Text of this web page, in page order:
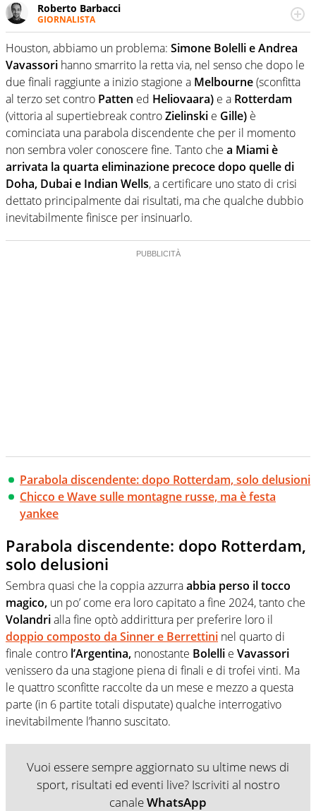
Roberto Barbacci
GIORNALISTA
Giornalista (pubblicista) sportivo a tutto campo, è il
tuttologo di Virgilio Sport. Provate a chiedergli di boxe, di
scherma, di volley o di curling: ve ne farà innamorare
Houston, abbiamo un problema: Simone Bolelli e Andrea
Vavassori hanno smarrito la retta via, nel senso che dopo le
due finali raggiunte a inizio stagione a Melbourne(sconfitta
al terzo set contro Patten ed Heliovaara) e a Rotterdam
(vittoria al supertiebreak controZielinski e Gille) è
cominciata una parabola discendente che per il momento
non sembra voler conoscere fine. Tanto che a Miami è
arrivata la quarta eliminazione precoce dopo quelle di
Doha, Dubai e Indian Wells, a certificare uno stato di crisi
dettato principalmente dai risultati, ma che qualche dubbio
inevitabilmente finisce per insinuarlo.
Parabola discendente: dopo Rotterdam, solo delusioni
Chicco e Wave sulle montagne russe, ma è festa
yankee
Parabola discendente: dopo Rotterdam,
solo delusioni
Sembra quasi che la coppia azzurraabbia perso il tocco
magico, un po’ come era loro capitato a fine 2024, tanto che
Volandrialla fine optò addirittura per preferire loro il
doppio composto da Sinner e Berrettini nel quarto di
finale contro l’Argentina, nonostante Bolelli e Vavassori
venissero da una stagione piena di finali e di trofei vinti. Ma
le quattro sconfitte raccolte da un mese e mezzo a questa
parte (in 6 partite totali disputate) qualche interrogativo
inevitabilmente l’hanno suscitato.
Vuoi essere sempre aggiornato su ultime news di
sport, risultati ed eventi live? Iscriviti al nostro
canaleWhatsApp